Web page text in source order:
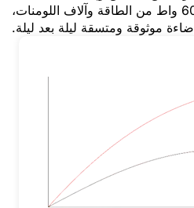
الكبيرة. مع ما يصل إلى 60 واط من الطاقة وآلاف اللومنات،
موثوقة ومتسقة ليلة بعد ليلة.